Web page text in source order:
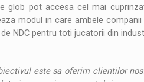
glob pot accesa cel mai
modul in care ambele
NDC pentru toti jucatorii din
este sa oferim clientilor